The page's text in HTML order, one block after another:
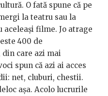
O fată spune că pe
la teatru sau la
aceleași filme. Jo atrage
400 de
din care azi mai
spun că azi ai acces
net, cluburi, chestii.
așa. Acolo lucrurile